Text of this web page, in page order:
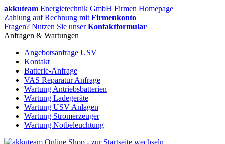
akkuteam Energietechnik GmbH Firmen Homepage
Zahlung auf Rechnung mit Firmenkonto
Fragen? Nutzen Sie unserKontaktformular
Anfragen & Wartungen
Angebotsanfrage USV
Kontakt
Batterie-Anfrage
VAS Reparatur Anfrage
Wartung Antriebsbatterien
Wartung Ladegeräte
Wartung USV Anlagen
Wartung Stromerzeuger
Wartung Notbeleuchtung